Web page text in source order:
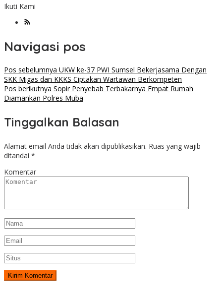
Ikuti Kami
Navigasi pos
Pos sebelumnya UKW ke-37 PWI Sumsel Bekerjasama Dengan
SKK Migas dan KKKS Ciptakan Wartawan Berkompeten
Pos berikutnya Sopir Penyebab Terbakarnya Empat Rumah
Diamankan Polres Muba
Tinggalkan Balasan
Alamat email Anda tidak akan dipublikasikan. Ruas yang wajib
ditandai *
Komentar